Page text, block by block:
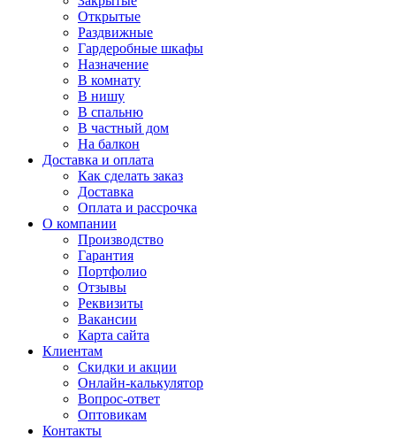
Открытые
Раздвижные
Гардеробные шкафы
Назначение
В комнату
В нишу
В спальню
В частный дом
На балкон
Доставка и оплата
Как сделать заказ
Доставка
Оплата и рассрочка
О компании
Производство
Гарантия
Портфолио
Отзывы
Реквизиты
Вакансии
Карта сайта
Клиентам
Скидки и акции
Онлайн-калькулятор
Вопрос-ответ
Оптовикам
Контакты